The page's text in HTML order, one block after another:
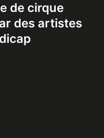
de cirque
des artistes